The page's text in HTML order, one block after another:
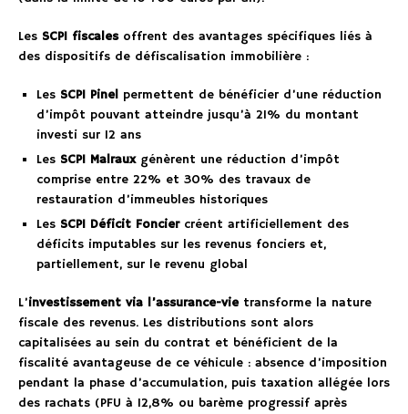
Les SCPI fiscalesoffrent des avantages spécifiques liés à
des dispositifs de défiscalisation immobilière :
Les SCPI Pinel permettent de bénéficier d’une réduction
d’impôt pouvant atteindre jusqu’à 21% du montant
investi sur 12 ans
Les SCPI Malrauxgénèrent une réduction d’impôt
comprise entre 22% et 30% des travaux de
restauration d’immeubles historiques
Les SCPI Déficit Fonciercréent artificiellement des
déficits imputables sur les revenus fonciers et,
partiellement, sur le revenu global
L’investissement via l’assurance-vietransforme la nature
fiscale des revenus. Les distributions sont alors
capitalisées au sein du contrat et bénéficient de la
fiscalité avantageuse de ce véhicule : absence d’imposition
pendant la phase d’accumulation, puis taxation allégée lors
des rachats (PFU à 12,8% ou barème progressif après